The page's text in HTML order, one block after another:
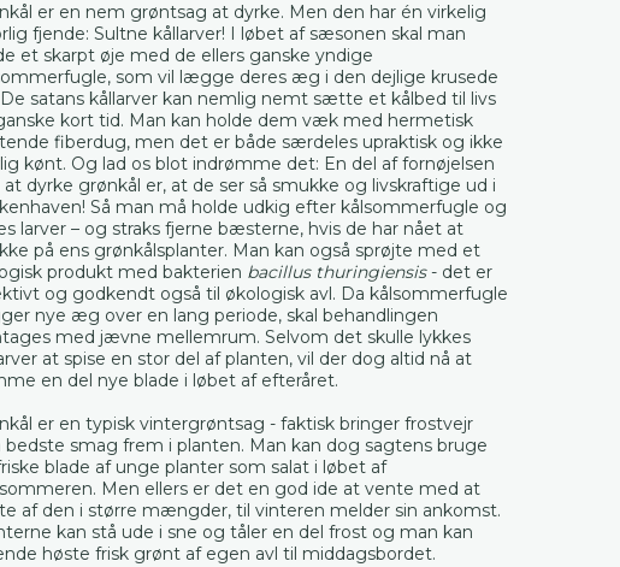
er en nem grøntsag at dyrke. Men den har én virkelig
fjende: Sultne kållarver! I løbet af sæsonen skal man
et skarpt øje med de ellers ganske yndige
som vil lægge deres æg i den dejlige krusede
De satans kållarver kan nemlig nemt sætte et kålbed til livs
kort tid. Man kan holde dem væk med hermetisk
fiberdug, men det er både særdeles upraktisk og ikke
kønt. Og lad os blot indrømme det: En del af fornøjelsen
at dyrke grønkål er, at de ser så smukke og livskraftige ud i
Så man må holde udkig efter kålsommerfugle og
larver – og straks fjerne bæsterne, hvis de har nået at
på ens grønkålsplanter. Man kan også sprøjte med et
produkt med bakterien bacillus thuringiensis- det er
og godkendt også til økologisk avl. Da kålsommerfugle
nye æg over en lang periode, skal behandlingen
med jævne mellemrum. Selvom det skulle lykkes
at spise en stor del af planten, vil der dog altid nå at
en del nye blade i løbet af efteråret.
er en typisk vintergrøntsag - faktisk bringer frostvejr
bedste smag frem i planten. Man kan dog sagtens bruge
blade af unge planter som salat i løbet af
Men ellers er det en god ide at vente med at
af den i større mængder, til vinteren melder sin ankomst.
kan stå ude i sne og tåler en del frost og man kan
høste frisk grønt af egen avl til middagsbordet.